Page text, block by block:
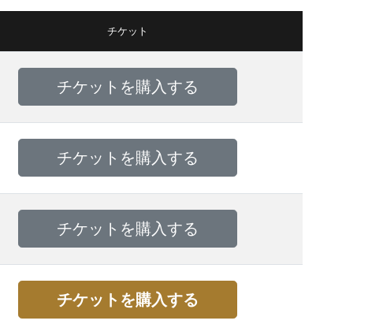
チケット
チケットを購入する
チケットを購入する
チケットを購入する
チケットを購入する